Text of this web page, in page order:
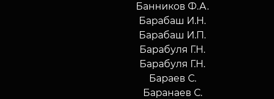
Банников Ф.А.
Барабаш И.Н.
Барабаш И.П.
Барабуля Г.Н.
Барабуля Г.Н.
Бараев С.
Баранаев С.